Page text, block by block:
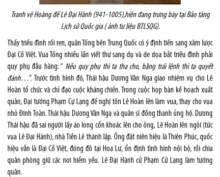
Tranh vẽ Hoàng đế Lê Đại Hành (941-1005),hiện đang trưng bày tại Bảo tàng
Lịch sử Quốc gia ( ảnh tư liệu BTLSQG).
Thấy triều đình rối ren, quân Tống bên Trung Quốc có ý định tiến sang xâm lược
Đại Cồ Việt. Vua Tống nhiều lần viết thư sang dụ và de dọa bắt triều đình phải
quy phụ đầu hàng: “ Nếu quy phụ thì ta tha cho, bằng trái lệnh thì ta quyết
đánh…”. Trước tình hình đó, Thái hậu Dương Vân Nga giao nhiệm vụ cho Lê
Hoàn tổ chức và chỉ đạo cuộc kháng chiến. Trong cuộc họp bàn kế hoạch xuất
quân, Đại tướng Phạm Cự Lạng đề nghị tôn Lê Hoàn lên làm vua, thay cho vua
nhỏ Đinh Toàn. Thái hậu Dương Vân Nga và quân sĩ đồng thanh ủng hộ. Dương
Thái hậu đã sai người lấy áo long cổn khoác lên cho ông, Lê Hoàn lên ngôi (tức
vua Lê Đại Hành), nhà Tiền Lê thành lập. Ông đặt niên hiệu là Thiên Phúc, quốc
hiệu vẫn là Đại Cồ Việt, đóng đô tại Hoa Lư, ổn định tình hình nội bộ, rồi chia
quân phòng giữ các nơi hiểm yếu. Lê Đại Hành cử Phạm Cử Lạng làm tướng
quân.